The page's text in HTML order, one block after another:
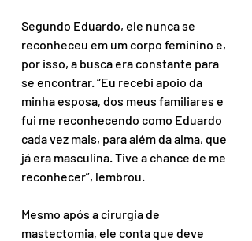
Segundo Eduardo, ele nunca se
reconheceu em um corpo feminino e,
por isso, a busca era constante para
se encontrar. “Eu recebi apoio da
minha esposa, dos meus familiares e
fui me reconhecendo como Eduardo
cada vez mais, para além da alma, que
já era masculina. Tive a chance de me
reconhecer”, lembrou.
Mesmo após a cirurgia de
mastectomia, ele conta que deve